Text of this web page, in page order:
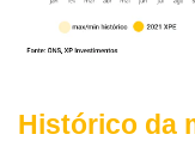
Histórico da